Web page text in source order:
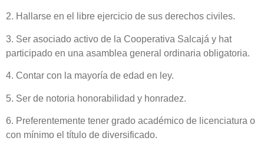
2. Hallarse en el libre ejercicio de sus derechos civiles.
3. Ser asociado activo de la Cooperativa Salcajá y hat
participado en una asamblea general ordinaria obligatoria.
4. Contar con la mayoría de edad en ley.
5. Ser de notoria honorabilidad y honradez.
6. Preferentemente tener grado académico de licenciatura o
con mínimo el título de diversificado.